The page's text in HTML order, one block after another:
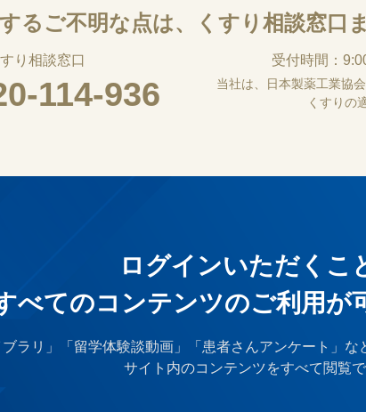
るご不明な点は、 くすり相談窓口
すり相談窓口
114-936
受付時間：
当社は、日本製薬工業協
くすりの
ログインいただくこ
べてのコンテンツのご利⽤が
ブラリ」「留学体験談動画」「患者さんアンケート」な
サイト内のコンテンツをすべて閲覧で